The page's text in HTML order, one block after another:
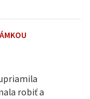
robiť a